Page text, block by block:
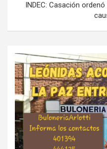
INDEC: Casación